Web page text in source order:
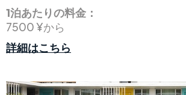
1泊あたりの料金：
7500 ¥から
詳細はこちら